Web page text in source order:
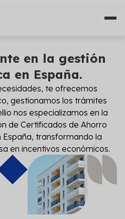
en la gestión
en España.
te ofrecemos
gestionamos los trámites
nos especializamos en la
de Certificados de Ahorro
España, transformando la
en incentivos económicos.